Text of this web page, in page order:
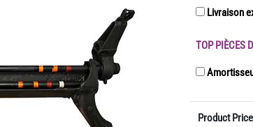
Livraison
TOP PIÈCES
Product